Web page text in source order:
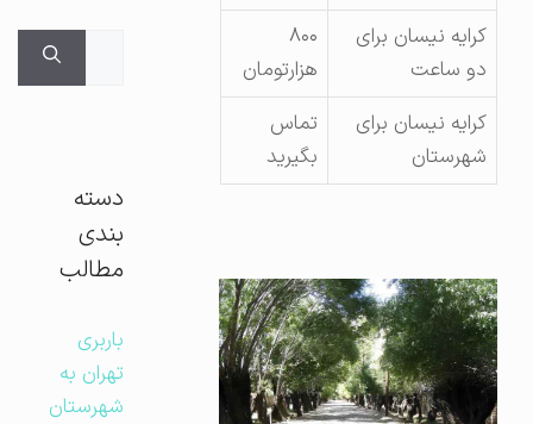
کرایه نیسان برای
دو ساعت
هزارتومان
کرایه نیسان برای
شهرستان
تماس
بگیرید
دسته
بندی
مطالب
باربری
تهران به
شهرستان